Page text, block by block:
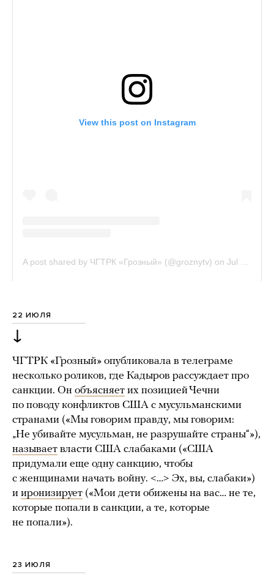
22 ИЮЛЯ
↓
ЧГТРК «Грозный» опубликовала в телеграме
несколько роликов, где Кадыров рассуждает про
санкции. Он объясняет их позицией Чечни
по поводу конфликтов США с мусульманскими
странами («Мы говорим правду, мы говорим:
„Не убивайте мусульман, не разрушайте страны“»),
называет власти США слабаками («США
придумали еще одну санкцию, чтобы
с женщинами начать войну. <…> Эх, вы, слабаки»)
и иронизирует («Мои дети обижены на вас… не те,
которые попали в санкции, а те, которые
не попали»).
23 ИЮЛЯ